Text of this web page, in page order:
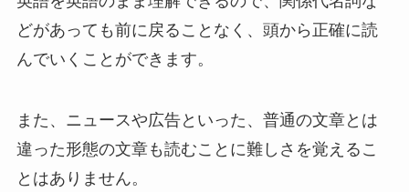
どがあっても前に戻ることなく、頭から正確に読
んでいくことができます。
また、ニュースや広告といった、普通の文章とは
違った形態の文章も読むことに難しさを覚えるこ
とはありません。